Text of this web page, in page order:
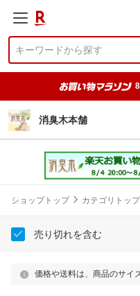
消臭木本舗
ショップトップ カテゴリトップ
売り切れを含む
価格や送料は、商品のサイ